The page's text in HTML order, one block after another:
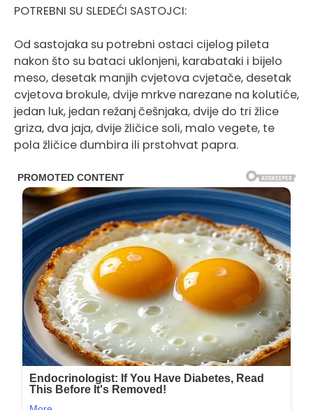
POTREBNI SU SLEDEĆI SASTOJCI:
Od sastojaka su potrebni ostaci cijelog pileta
nakon što su bataci uklonjeni, karabataki i bijelo
meso, desetak manjih cvjetova cvjetače, desetak
cvjetova brokule, dvije mrkve narezane na kolutiće,
jedan luk, jedan režanj češnjaka, dvije do tri žlice
griza, dva jaja, dvije žličice soli, malo vegete, te
pola žličice đumbira ili prstohvat papra.